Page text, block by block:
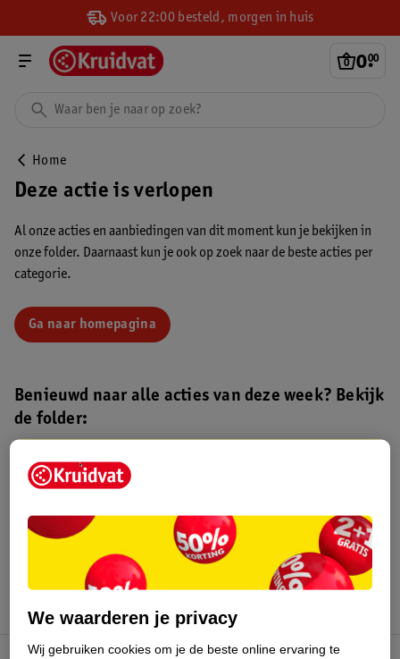
Voor 22:00 besteld, morgen in huis
0.
00
Home
Deze actie is verlopen
Al onze acties en aanbiedingen van dit moment kun je bekijken in
onze folder. Daarnaast kun je ook op zoek naar de beste acties per
categorie.
Ga naar homepagina
Benieuwd naar alle acties van deze week? Bekijk
de folder:
Kruidvat folder
augustus 2026.
We waarderen je privacy
Wij gebruiken cookies om je de beste online ervaring te